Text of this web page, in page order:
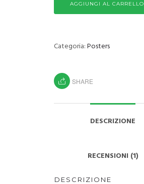
AGGIUNGI AL CARRELLO
Categoria:Posters
SHARE
DESCRIZIONE
RECENSIONI (1)
DESCRIZIONE